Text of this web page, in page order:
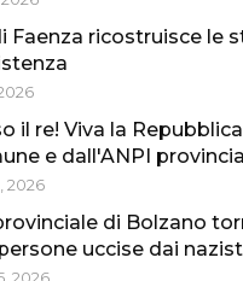
Faenza ricostruisce
il re! Viva la
e dall'ANPI
2026
di Bolzano
uccise dai